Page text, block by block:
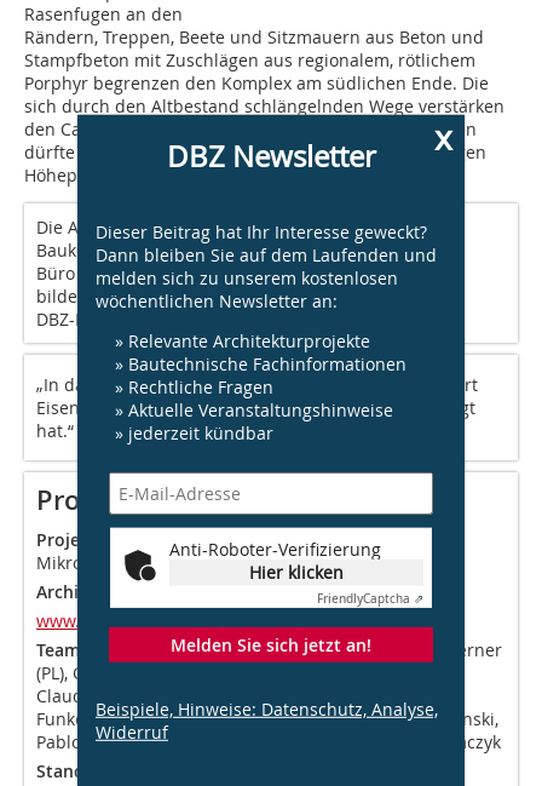
Rasenfugen an den
Rändern, Treppen, Beete und Sitzmauern aus Beton und
Stampfbeton mit Zuschlägen aus regionalem, rötlichem
Porphyr begrenzen den Komplex am südlichen Ende. Die
sich durch den Altbestand schlängelnden Wege verstärken
den Campuscharakter. Und mit dem Frühlingserblühen
dürfte die Adressbildung am Weinberg ihren vorläufigen
Höhepunkt erreichen.⇥ Jan Ahrenberg/DBZ
Die Architektur vereint drei klar definierte
Baukörper zu einem funktionalen Ganzen. Labor,
Büro und Reinraum sind logisch angeordnet und
bilden eine präzise, durchdachte Struktur.«
DBZ-Heftpartner Burckhardt Architektur
„In dankbarer Erinnerung an unseren Kollegen Robert
Eisenmann, der dieses Projekt maßgeblich mitgeprägt
hat.“
Projektdaten
Projektname:
Erweiterung Max-Planck-Institut für
Mikrostrukturphysik(MIKR-ERW)
Architektur:
Burckhardt Architektur,
www.burckhardt.swiss
Team:
Jörg Wich (Gesamtverantwortlicher), Moritz Werner
(PL), Gunnar Rekersdrees (PL), Golnar Isrusch ( PL),
Claudia Wehber, Faiz Al Kurdi, Anja Retzlaff, Michael
Funke, Robert Eisenmann, Per Köngeter, Lukas Witalinski,
Pablo Menendez, Susanne Wittber, Magdalena Adamczyk
Standort:
x
DBZ Newsletter
Dieser Beitrag hat Ihr Interesse geweckt?
Dann bleiben Sie auf dem Laufenden und
melden sich zu unserem kostenlosen
wöchentlichen Newsletter an:
» Relevante Architekturprojekte
» Bautechnische Fachinformationen
» Rechtliche Fragen
» Aktuelle Veranstaltungshinweise
» jederzeit kündbar
Anti-Roboter-Verifizierung
Hier klicken
FriendlyCaptcha ⇗
Melden Sie sich jetzt an!
Beispiele, Hinweise: Datenschutz, Analyse,
Widerruf